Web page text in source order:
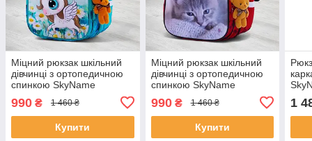
Міцний рюкзак шкільний
дівчинці з ортопедичною
спинкою SkyName
Водонепроникний
блакитний портфель для
школи 1-4 клас
990 ₴ 1 460 ₴
Купити
Міцний рюкзак шкільний
дівчинці з ортопедичною
спинкою SkyName
Водонепроникний
портфель для школи 1-4
990₴ 1 460 ₴
Купити
1